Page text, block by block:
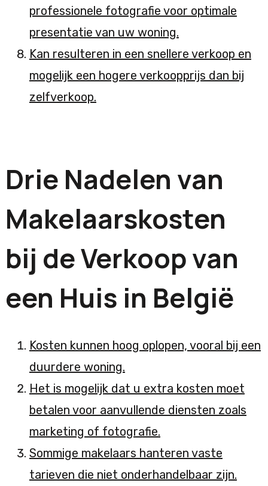
professionele fotografie voor optimale
presentatie van uw woning.
Kan resulteren in een snellere verkoop en
mogelijk een hogere verkoopprijs dan bij
zelfverkoop.
Drie Nadelen van
Makelaarskosten
bij de Verkoop van
een Huis in België
Kosten kunnen hoog oplopen, vooral bij een
duurdere woning.
Het is mogelijk dat u extra kosten moet
betalen voor aanvullende diensten zoals
marketing of fotografie.
Sommige makelaars hanteren vaste
tarieven die niet onderhandelbaar zijn.